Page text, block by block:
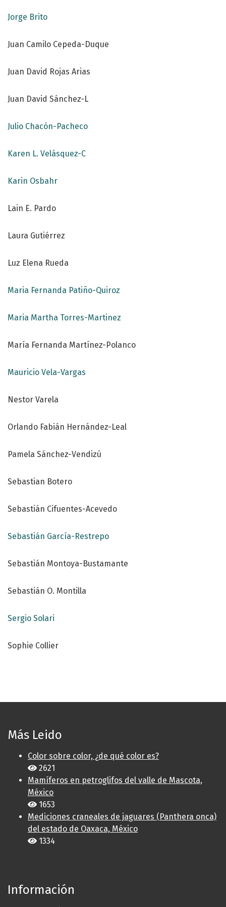
Jorge Brito
Juan Camilo Cepeda-Duque
Juan David Rojas Arias
Juan David Sánchez-L
Julio Chacón-Pacheco
Karen L. Velásquez-C
Karin Osbahr
Lain E. Pardo
Laura Gutiérrez
Luz Elena Rueda
Maria Fernanda Patiño-Quiroz
Maria Martha Torres-Martinez
María Fernanda Martínez-Polanco
Mauricio Vela-Vargas
Nestor Varela
Orlando Fabián Hernández-Leal
Pamela Sánchez-Vendizú
Sebastian Botero
Sebastián Cifuentes-Acevedo
Sebastián García-Restrepo
Sebastián Montoya-Bustamante
Sebastián O. Montilla
Sergio Solari
Sophie Collier
Más Leido
Color sobre color, ¿de qué color es?
2621
Mamíferos en petroglifos del valle de Mascota,
México
1653
Mediciones craneales de jaguares (Panthera onca)
del estado de Oaxaca, México
1334
Información